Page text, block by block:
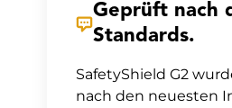
Geprüft nach
Standards.
SafetyShield G2
nach den neuesten